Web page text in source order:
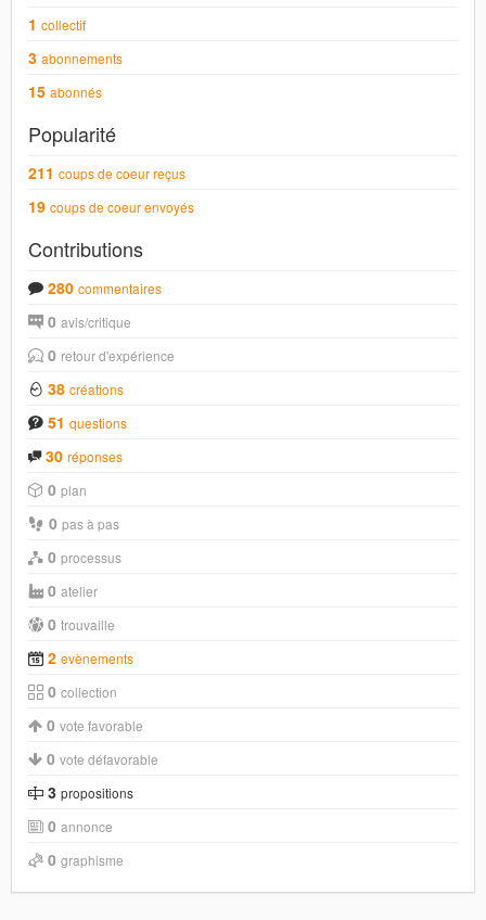
1 collectif
3 abonnements
15 abonnés
Popularité
211 coups de coeur reçus
19 coups de coeur envoyés
Contributions
280 commentaires
0 avis/critique
0 retour d'expérience
38 créations
51 questions
30 réponses
0 plan
0 pas à pas
0 processus
0 atelier
0 trouvaille
2 evènements
0 collection
0 vote favorable
0 vote défavorable
3 propositions
0 annonce
0 graphisme